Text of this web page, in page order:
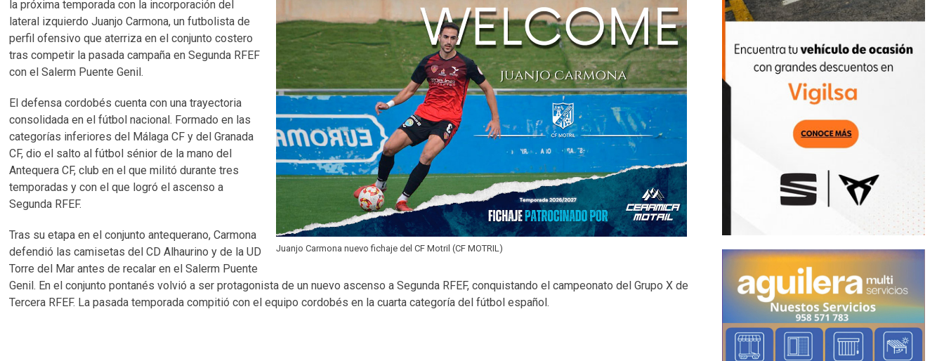
Juanjo Carmona nuevo fichaje del CF Motril (CF MOTRIL)
la próxima temporada con la incorporación del
lateral izquierdo Juanjo Carmona, un futbolista de
perfil ofensivo que aterriza en el conjunto costero
tras competir la pasada campaña en Segunda RFEF
con el Salerm Puente Genil.
El defensa cordobés cuenta con una trayectoria
consolidada en el fútbol nacional. Formado en las
categorías inferiores del Málaga CF y del Granada
CF, dio el salto al fútbol sénior de la mano del
Antequera CF, club en el que militó durante tres
temporadas y con el que logró el ascenso a
Segunda RFEF.
Tras su etapa en el conjunto antequerano, Carmona
defendió las camisetas del CD Alhaurino y de la UD
Torre del Mar antes de recalar en el Salerm Puente
Genil. En el conjunto pontanés volvió a ser protagonista de un nuevo ascenso a Segunda RFEF, conquistando el campeonato del Grupo X de
Tercera RFEF. La pasada temporada compitió con el equipo cordobés en la cuarta categoría del fútbol español.